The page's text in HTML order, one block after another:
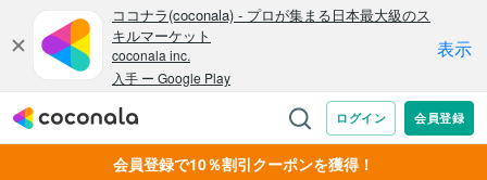
会員登録で10％割引クーポンを獲得！